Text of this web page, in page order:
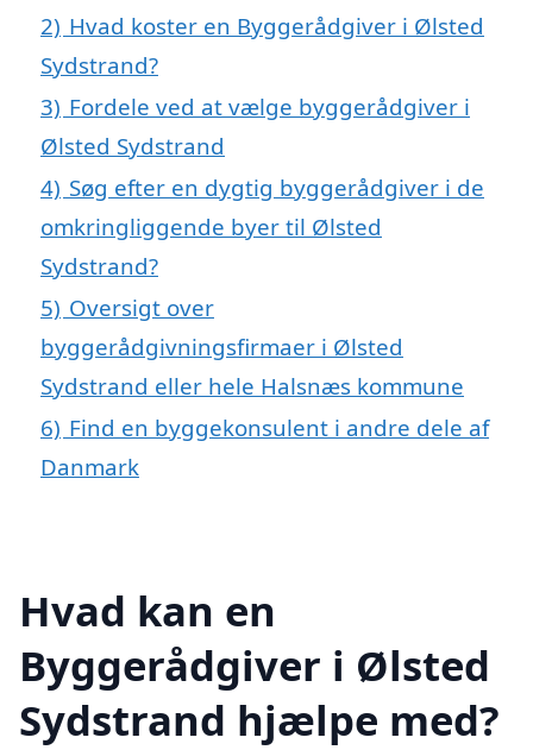
2) Hvad koster en Byggerådgiver i Ølsted
Sydstrand?
3) Fordele ved at vælge byggerådgiver i
Ølsted Sydstrand
4) Søg efter en dygtig byggerådgiver i de
omkringliggende byer til Ølsted
Sydstrand?
5) Oversigt over
byggerådgivningsfirmaer i Ølsted
Sydstrand eller hele Halsnæs kommune
6) Find en byggekonsulent i andre dele af
Danmark
Hvad kan en
Byggerådgiver i Ølsted
Sydstrand hjælpe med?